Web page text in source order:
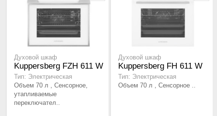
Духовой шкаф
Kuppersberg FZH 611 W
Тип: Электрическая
Объем 70 л , Сенсорное,
утапливаемые
переключател..
Духовой шкаф
Kuppersberg FH 611 W
Тип: Электрическая
Объем 70 л , Сенсорное ..